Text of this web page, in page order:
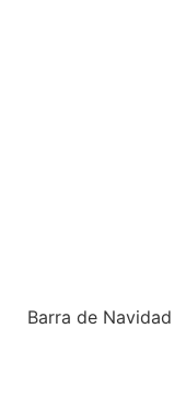
Barra de Navidad